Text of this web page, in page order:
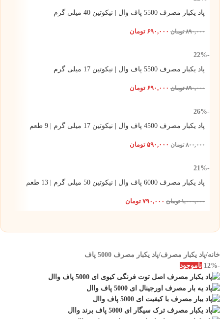
پاد یکبار مصرف 5500 پاف وال | نیکوتین 40 میلی گرم
۸۹۰,۰۰۰ تومان ۶۹۰,۰۰۰ تومان
-22%
پاد یکبار مصرف 5500 پاف وال | نیکوتین 17 میلی گرم
۸۹۰,۰۰۰ تومان ۶۹۰,۰۰۰ تومان
-26%
پاد یکبار مصرف 4500 پاف وال | نیکوتین 17 میلی گرم | 9 طعم
۸۰۰,۰۰۰ تومان ۵۹۰,۰۰۰ تومان
-21%
پاد یکبار مصرف 6000 پاف وال | نیکوتین 50 میلی گرم | 13 طعم
۱,۰۰۰,۰۰۰ تومان ۷۹۰,۰۰۰ تومان
خانه/پاد یکبار مصرف/پاد یکبار مصرف 5000 پاف
-12%
ناموجود